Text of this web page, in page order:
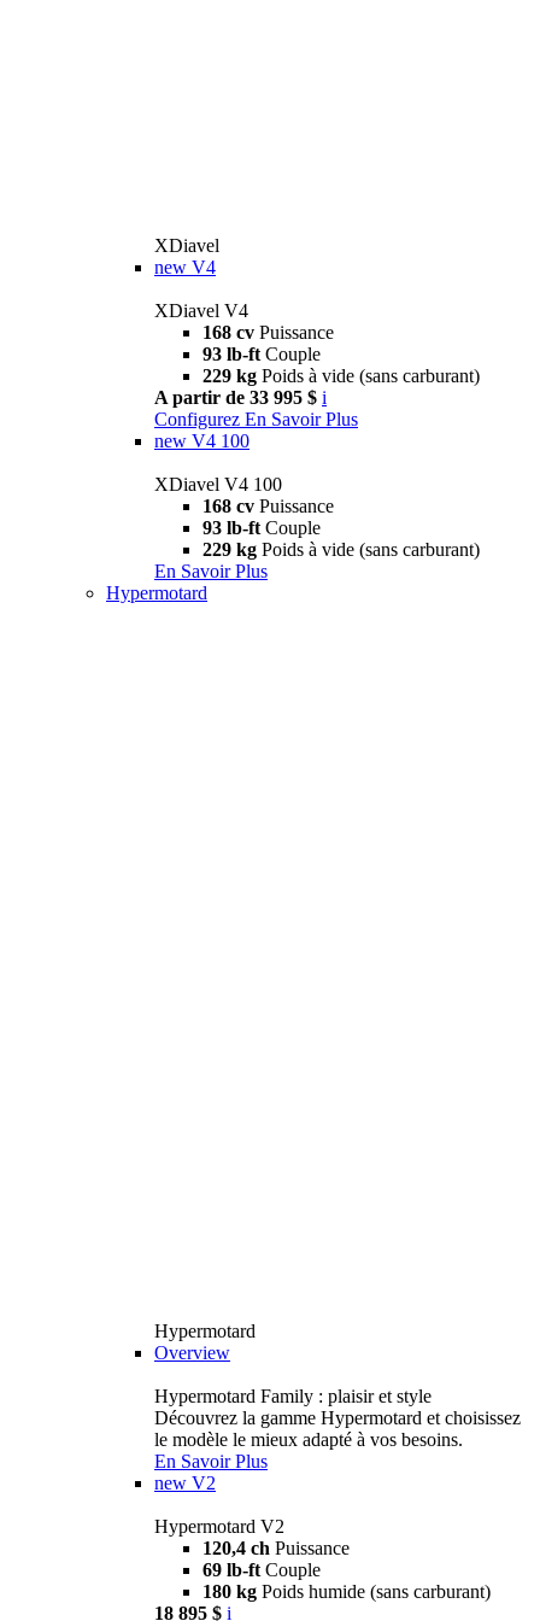
XDiavel
new V4
XDiavel V4
168 cv Puissance
93 lb-ft Couple
229 kg Poids à vide (sans carburant)
A partir de 33 995 $ i
Configurez En Savoir Plus
new V4 100
XDiavel V4 100
168 cv Puissance
93 lb-ft Couple
229 kg Poids à vide (sans carburant)
En Savoir Plus
Hypermotard
Hypermotard
Overview
Hypermotard Family : plaisir et style
Découvrez la gamme Hypermotard et choisissez
le modèle le mieux adapté à vos besoins.
En Savoir Plus
new V2
Hypermotard V2
120,4 ch Puissance
69 lb-ft Couple
180 kg Poids humide (sans carburant)
18 895 $ i